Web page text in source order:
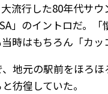
流行した80年代サ
」のイントロだ。
時はもちろん「カッ
地元の駅前をほろ
彷徨していた。